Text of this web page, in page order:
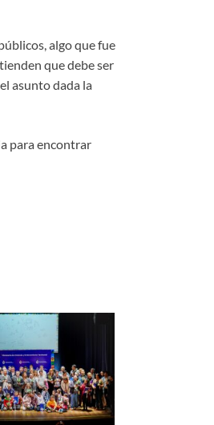
algo que fue
que debe ser
asunto dada la
para encontrar